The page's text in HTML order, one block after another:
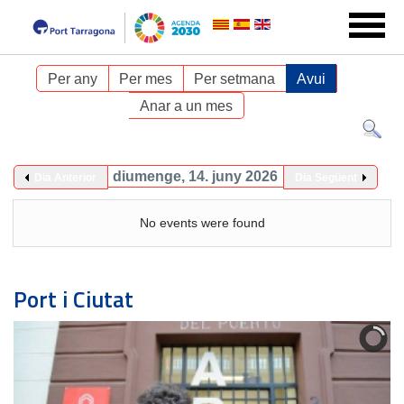
Per any Per mes Per setmana
Avui
Anar a un mes
diumenge, 14. juny 2026
No events were found
Port i Ciutat